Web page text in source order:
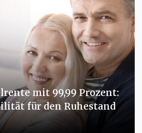
mit 99,99 Prozent:
für den Ruhestand